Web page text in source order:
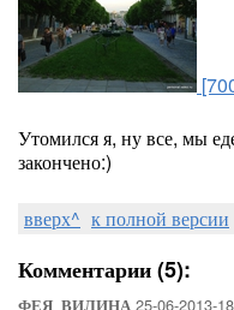
Утомился я, ну все, мы
закончено:)
вверх^ к полной версии
Комментарии (5):
ФЕЯ_ВИЛИНА 25-06-2013-